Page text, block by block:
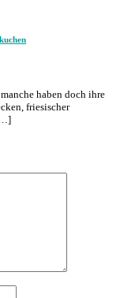
haben doch ihre
friesischer